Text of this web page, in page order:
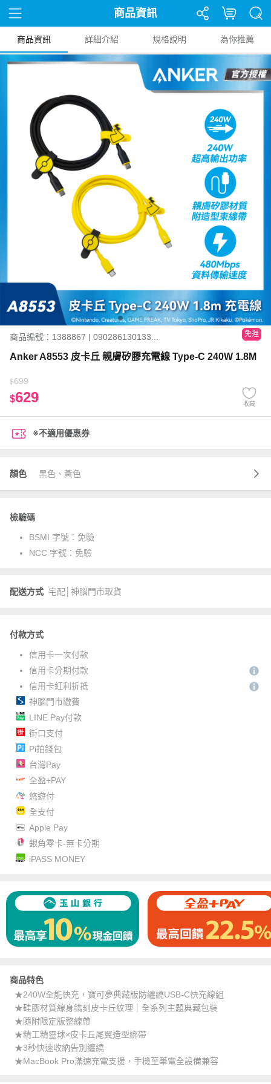
商品資訊
商品資訊 詳細介紹 規格說明 為你推薦
商品編號：1388867 | 090286130133... 免運
Anker A8553 皮卡丘 親膚矽膠充電線 Type-C 240W 1.8M
$699
$629 收藏
※不適用優惠券
顏色 黑色、黃色
檢驗碼
BSMI 字號： 免驗
NCC 字號： 免驗
配送方式 宅配│神腦門市取貨
付款方式
信用卡一次付款
信用卡分期付款
信用卡紅利折抵
神腦門市繳費
LINE Pay付款
街口支付
Pi拍錢包
台灣Pay
全盈+PAY
悠遊付
全支付
Apple Pay
銀角零卡-無卡分期
iPASS MONEY
商品特色
★240W全能快充，寶可夢典藏版防纏繞USB-C快充線組
★硅膠材質線身鐫刻皮卡丘紋理｜全系列主題典藏包裝
★隨附限定版整線帶
★精工精靈球×皮卡丘尾翼造型綁帶
★3秒快速收納告別纏繞
★MacBook Pro滿速充電支援，手機至筆電全設備兼容